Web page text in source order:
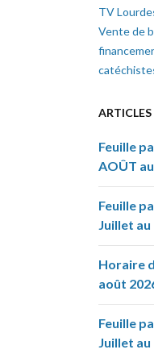
TV
Vente de
Feuille
AOÛT
Feuille
Juillet au
Horaire
août
Feuille
Juillet au